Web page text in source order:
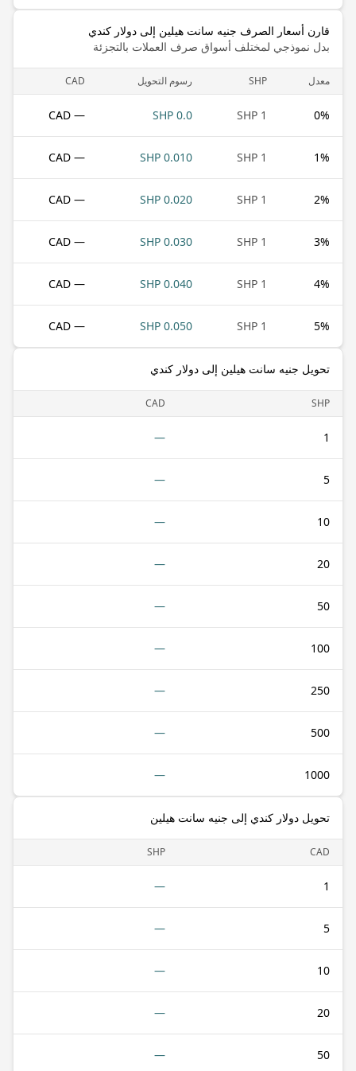
قارن أسعار الصرف جنيه سانت هيلين إلى دولار كندي
بدل نموذجي لمختلف أسواق صرف العملات بالتجزئة
معدل SHP رسوم التحويل CAD
0%
1 SHP
0.0 SHP
— CAD
1%
1 SHP
0.010 SHP
— CAD
2%
1 SHP
0.020 SHP
— CAD
3%
1 SHP
0.030 SHP
— CAD
4%
1 SHP
0.040 SHP
— CAD
5%
1 SHP
0.050 SHP
— CAD
تحويل جنيه سانت هيلين إلى دولار كندي
SHP
CAD
1
—
5
—
10
—
20
—
50
—
100
—
250
—
500
—
1000
—
تحويل دولار كندي إلى جنيه سانت هيلين
CAD
SHP
1
—
5
—
10
—
20
—
50
—